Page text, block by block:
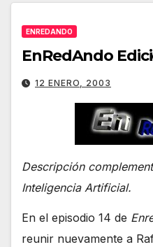
ENREDANDO
EnRedAndo
12 ENERO, 2003
Descripción
Inteligencia Artificial.
En el episodio 14 de
reunir nuevamente a